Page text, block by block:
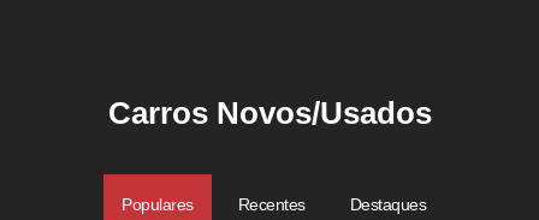
Carros Novos/Usados
Populares Recentes Destaques